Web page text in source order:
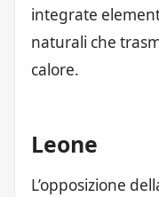
integrate
naturali che
calore.
Leone
L’opposizione